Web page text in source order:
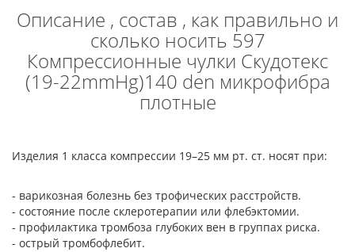
Описание , состав , как правильно и
сколько носить 597
Компрессионные чулки Скудотекс
(19-22mmHg)140 den микрофибра
плотные
Изделия 1 класса компрессии 19–25 мм рт. ст. носят при:
- варикозная болезнь без трофических расстройств.
- состояние после склеротерапии или флебэктомии.
- профилактика тромбоза глубоких вен в группах риска.
- острый тромбофлебит.